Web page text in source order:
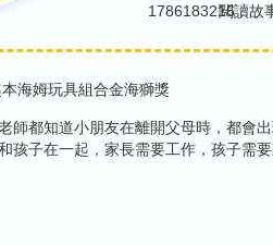
1786183216閱讀故
海姆玩具組合金海獅獎
師都知道小朋友在離開父母時，都會
孩子在一起，家長需要工作，孩子需